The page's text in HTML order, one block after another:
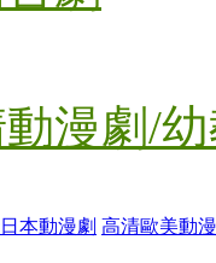
漫劇/
本動漫劇 高清歐美動